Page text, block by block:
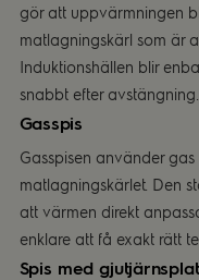
gör att uppvärmningen
matlagningskärl som är
Induktionshällen blir
snabbt efter avstängning.
Gasspis
Gasspisen använder
matlagningskärlet. Den
att värmen direkt
enklare att få exakt rätt
Spis med